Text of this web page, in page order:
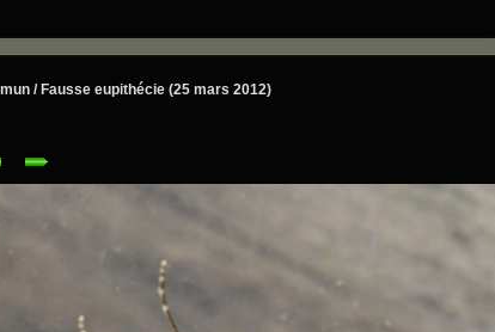
/ Fausse eupithécie (25 mars 2012)